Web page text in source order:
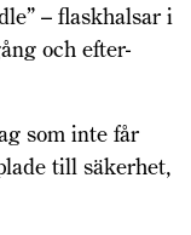
– flaskhalsar i
och efter-
som inte får
till säkerhet,